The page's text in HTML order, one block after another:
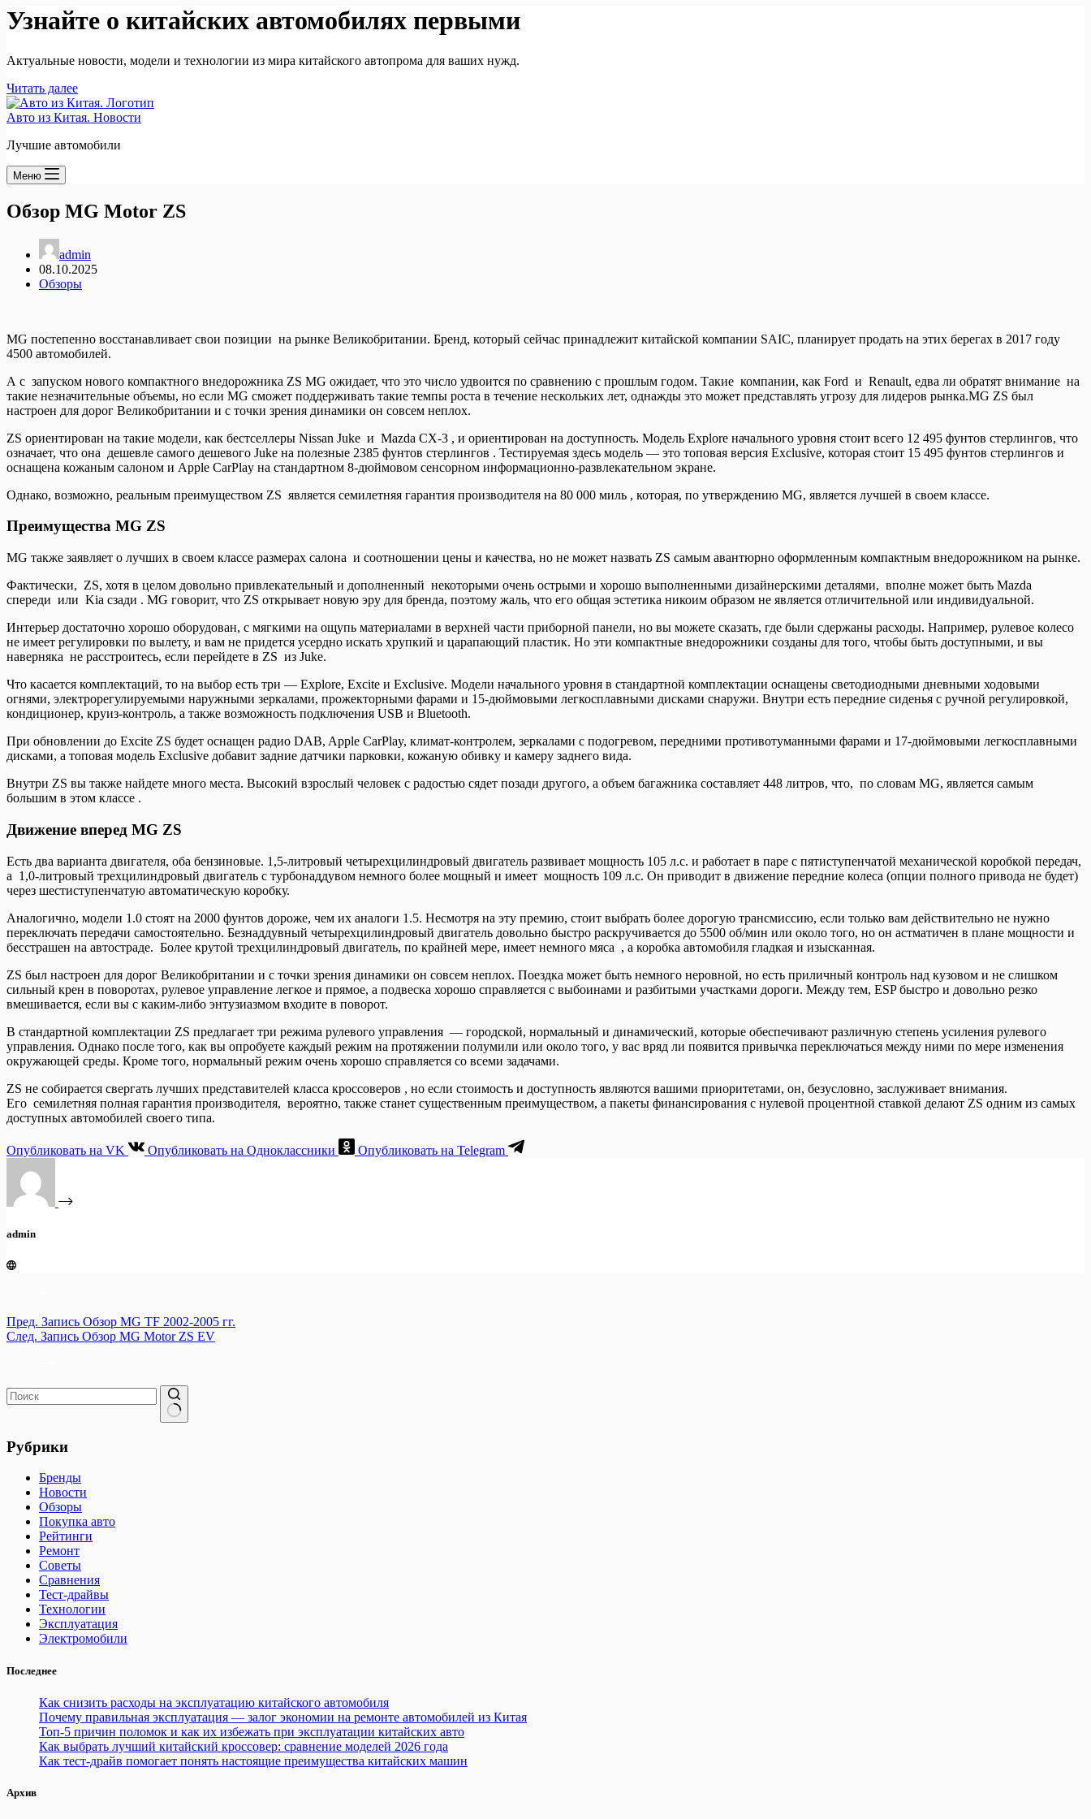
Узнайте о китайских автомобилях первыми
Актуальные новости, модели и технологии из мира китайского автопрома для ваших нужд.
Читать далее
Авто из Китая. Новости
Лучшие автомобили
Меню
Обзор MG Motor ZS
admin
08.10.2025
Обзоры
MG постепенно восстанавливает свои позиции на рынке Великобритании. Бренд, который сейчас принадлежит китайской компании SAIC, планирует продать на этих берегах в 2017 году
4500 автомобилей.
А с запуском нового компактного внедорожника ZS MG ожидает, что это число удвоится по сравнению с прошлым годом. Такие компании, как Ford и Renault, едва ли обратят внимание на
такие незначительные объемы, но если MG сможет поддерживать такие темпы роста в течение нескольких лет, однажды это может представлять угрозу для лидеров рынка.MG ZS был
настроен для дорог Великобритании и с точки зрения динамики он совсем неплох.
ZS ориентирован на такие модели, как бестселлеры Nissan Juke и Mazda CX-3 , и ориентирован на доступность. Модель Explore начального уровня стоит всего 12 495 фунтов стерлингов, что
означает, что она дешевле самого дешевого Juke на полезные 2385 фунтов стерлингов . Тестируемая здесь модель — это топовая версия Exclusive, которая стоит 15 495 фунтов стерлингов и
оснащена кожаным салоном и Apple CarPlay на стандартном 8-дюймовом сенсорном информационно-развлекательном экране.
Однако, возможно, реальным преимуществом ZS является семилетняя гарантия производителя на 80 000 миль , которая, по утверждению MG, является лучшей в своем классе.
Преимущества MG ZS
MG также заявляет о лучших в своем классе размерах салона и соотношении цены и качества, но не может назвать ZS самым авантюрно оформленным компактным внедорожником на рынке.
Фактически, ZS, хотя в целом довольно привлекательный и дополненный некоторыми очень острыми и хорошо выполненными дизайнерскими деталями, вполне может быть Mazda
спереди или Kia сзади . MG говорит, что ZS открывает новую эру для бренда, поэтому жаль, что его общая эстетика никоим образом не является отличительной или индивидуальной.
Интерьер достаточно хорошо оборудован, с мягкими на ощупь материалами в верхней части приборной панели, но вы можете сказать, где были сдержаны расходы. Например, рулевое колесо
не имеет регулировки по вылету, и вам не придется усердно искать хрупкий и царапающий пластик. Но эти компактные внедорожники созданы для того, чтобы быть доступными, и вы
наверняка не расстроитесь, если перейдете в ZS из Juke.
Что касается комплектаций, то на выбор есть три — Explore, Excite и Exclusive. Модели начального уровня в стандартной комплектации оснащены светодиодными дневными ходовыми
огнями, электрорегулируемыми наружными зеркалами, прожекторными фарами и 15-дюймовыми легкосплавными дисками снаружи. Внутри есть передние сиденья с ручной регулировкой,
кондиционер, круиз-контроль, а также возможность подключения USB и Bluetooth.
При обновлении до Excite ZS будет оснащен радио DAB, Apple CarPlay, климат-контролем, зеркалами с подогревом, передними противотуманными фарами и 17-дюймовыми легкосплавными
дисками, а топовая модель Exclusive добавит задние датчики парковки, кожаную обивку и камеру заднего вида.
Внутри ZS вы также найдете много места. Высокий взрослый человек с радостью сядет позади другого, а объем багажника составляет 448 литров, что, по словам MG, является самым
большим в этом классе .
Движение вперед MG ZS
Есть два варианта двигателя, оба бензиновые. 1,5-литровый четырехцилиндровый двигатель развивает мощность 105 л.с. и работает в паре с пятиступенчатой ​​механической коробкой передач,
а 1,0-литровый трехцилиндровый двигатель с турбонаддувом немного более мощный и имеет мощность 109 л.с. Он приводит в движение передние колеса (опции полного привода не будет)
через шестиступенчатую автоматическую коробку.
Аналогично, модели 1.0 стоят на 2000 фунтов дороже, чем их аналоги 1.5. Несмотря на эту премию, стоит выбрать более дорогую трансмиссию, если только вам действительно не нужно
переключать передачи самостоятельно. Безнаддувный четырехцилиндровый двигатель довольно быстро раскручивается до 5500 об/мин или около того, но он астматичен в плане мощности и
бесстрашен на автостраде. Более крутой трехцилиндровый двигатель, по крайней мере, имеет немного мяса , а коробка автомобиля гладкая и изысканная.
ZS был настроен для дорог Великобритании и с точки зрения динамики он совсем неплох. Поездка может быть немного неровной, но есть приличный контроль над кузовом и не слишком
сильный крен в поворотах, рулевое управление легкое и прямое, а подвеска хорошо справляется с выбоинами и разбитыми участками дороги. Между тем, ESP быстро и довольно резко
вмешивается, если вы с каким-либо энтузиазмом входите в поворот.
В стандартной комплектации ZS предлагает три режима рулевого управления — городской, нормальный и динамический, которые обеспечивают различную степень усиления рулевого
управления. Однако после того, как вы опробуете каждый режим на протяжении полумили или около того, у вас вряд ли появится привычка переключаться между ними по мере изменения
окружающей среды. Кроме того, нормальный режим очень хорошо справляется со всеми задачами.
ZS не собирается свергать лучших представителей класса кроссоверов , но если стоимость и доступность являются вашими приоритетами, он, безусловно, заслуживает внимания.
Его семилетняя полная гарантия производителя, вероятно, также станет существенным преимуществом, а пакеты финансирования с нулевой процентной ставкой делают ZS одним из самых
доступных автомобилей своего типа.
Опубликовать на VK Опубликовать на Одноклассники Опубликовать на Telegram
admin
Пред. Запись Обзор MG TF 2002-2005 гг.
След. Запись Обзор MG Motor ZS EV
не
найдено
Рубрики
Бренды
Новости
Обзоры
Покупка авто
Рейтинги
Ремонт
Советы
Сравнения
Тест-драйвы
Технологии
Эксплуатация
Электромобили
Последнее
Как снизить расходы на эксплуатацию китайского автомобиля
Почему правильная эксплуатация — залог экономии на ремонте автомобилей из Китая
Топ-5 причин поломок и как их избежать при эксплуатации китайских авто
Как выбрать лучший китайский кроссовер: сравнение моделей 2026 года
Как тест-драйв помогает понять настоящие преимущества китайских машин
Архив